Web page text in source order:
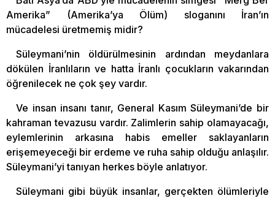
Amerika” (Amerika’ya Ölüm) sloganını İran’ın
mücadelesi üretmemiş midir?
Süleymani’nin öldürülmesinin ardından meydanlara
dökülen İranlıların ve hatta İranlı çocukların vakarından
öğrenilecek ne çok şey vardır.
Ve insan insanı tanır, General Kasım Süleymani’de bir
kahraman tevazusu vardır. Zalimlerin sahip olamayacağı,
eylemlerinin arkasına habis emeller saklayanların
erişemeyeceği bir erdeme ve ruha sahip olduğu anlaşılır.
Süleymani’yi tanıyan herkes böyle anlatıyor.
Süleymani gibi büyük insanlar, gerçekten ölümleriyle